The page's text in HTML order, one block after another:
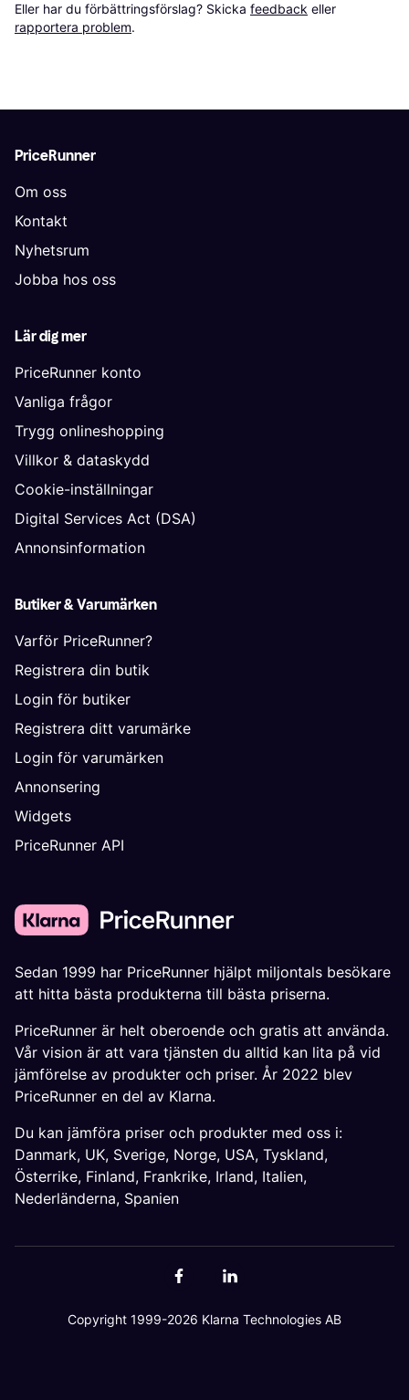
Eller har du förbättringsförslag? Skicka feedback eller
rapportera problem.
PriceRunner
Om oss
Kontakt
Nyhetsrum
Jobba hos oss
Lär dig mer
PriceRunner konto
Vanliga frågor
Trygg onlineshopping
Villkor & dataskydd
Cookie-inställningar
Digital Services Act (DSA)
Annonsinformation
Butiker & Varumärken
Varför PriceRunner?
Registrera din butik
Login för butiker
Registrera ditt varumärke
Login för varumärken
Annonsering
Widgets
PriceRunner API
Sedan 1999 har PriceRunner hjälpt miljontals besökare
att hitta bästa produkterna till bästa priserna.
PriceRunner är helt oberoende och gratis att använda.
Vår vision är att vara tjänsten du alltid kan lita på vid
jämförelse av produkter och priser. År 2022 blev
PriceRunner en del av Klarna.
Du kan jämföra priser och produkter med oss i:
Danmark, UK, Sverige, Norge, USA, Tyskland,
Österrike, Finland, Frankrike, Irland, Italien,
Nederländerna, Spanien
Copyright 1999-2026 Klarna Technologies AB